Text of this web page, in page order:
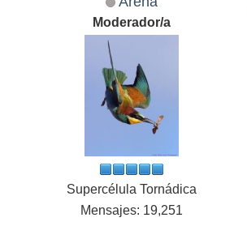
Moderador/a
Supercélula Tornádica
Mensajes: 19,251